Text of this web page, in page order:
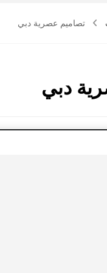
تصاميم عصرية دبي
دبي